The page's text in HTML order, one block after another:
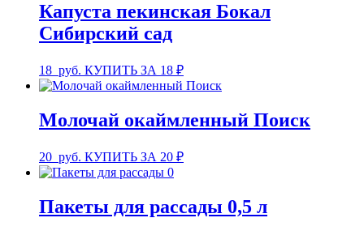
Капуста пекинская Бокал
Сибирский сад
18 руб. КУПИТЬ ЗА 18 ₽
Молочай окаймленный Поиск
20 руб. КУПИТЬ ЗА 20 ₽
Пакеты для рассады 0,5 л